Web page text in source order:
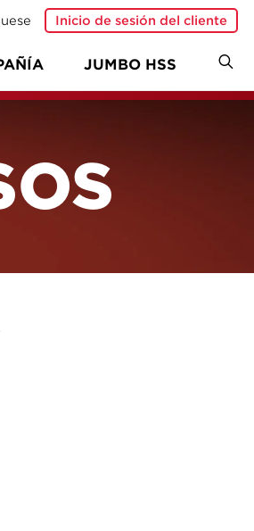
JUMBO HSS
Inicio de sesión del cliente